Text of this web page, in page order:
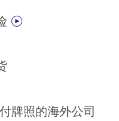
牌照的海外公司